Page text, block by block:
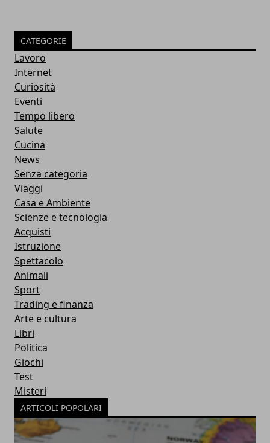
CATEGORIE
Lavoro
Internet
Curiosità
Eventi
Tempo libero
Salute
Cucina
News
Senza categoria
Viaggi
Casa e Ambiente
Scienze e tecnologia
Acquisti
Istruzione
Spettacolo
Animali
Sport
Trading e finanza
Arte e cultura
Libri
Politica
Giochi
Test
Misteri
ARTICOLI POPOLARI